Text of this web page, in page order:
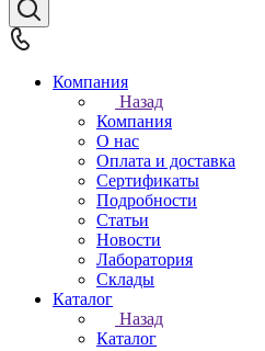
Компания
Назад
Компания
О нас
Оплата и доставка
Сертификаты
Подробности
Статьи
Новости
Лаборатория
Склады
Каталог
Назад
Каталог